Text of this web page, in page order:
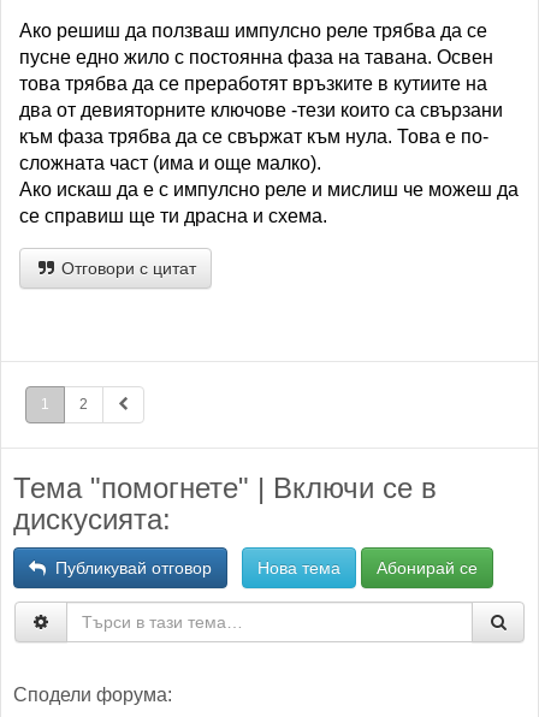
Ако решиш да ползваш импулсно реле трябва да се
пусне едно жило с постоянна фаза на тавана. Освен
това трябва да се преработят връзките в кутиите на
два от девияторните ключове -тези които са свързани
към фаза трябва да се свържат към нула. Това е по-
сложната част (има и още малко).
Ако искаш да е с импулсно реле и мислиш че можеш да
се справиш ще ти драсна и схема.
Отговори с цитат
1 2
Тема "помогнете" | Включи се в
дискусията:
Публикувай отговор Нова тема Абонирай се
Сподели форума: